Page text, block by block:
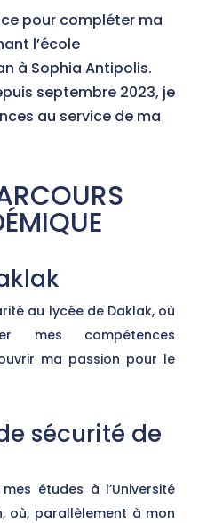
pour compléter ma
l’école
à Sophia Antipolis.
septembre 2023, je
au service de ma
au lycée de Daklak, où
mes compétences
ma passion pour le
sécurité de
études à l’Université
où, parallèlement à mon